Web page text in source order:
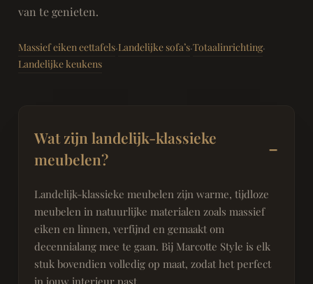
van te genieten.
Massief eiken eettafels·Landelijke sofa’s·Totaalinrichting·
Landelijke keukens
Wat zijn landelijk-klassieke
meubelen?
Landelijk-klassieke meubelen zijn warme, tijdloze
meubelen in natuurlijke materialen zoals massief
eiken en linnen, verfijnd en gemaakt om
decennialang mee te gaan. Bij Marcotte Style is elk
stuk bovendien volledig op maat, zodat het perfect
in jouw interieur past.